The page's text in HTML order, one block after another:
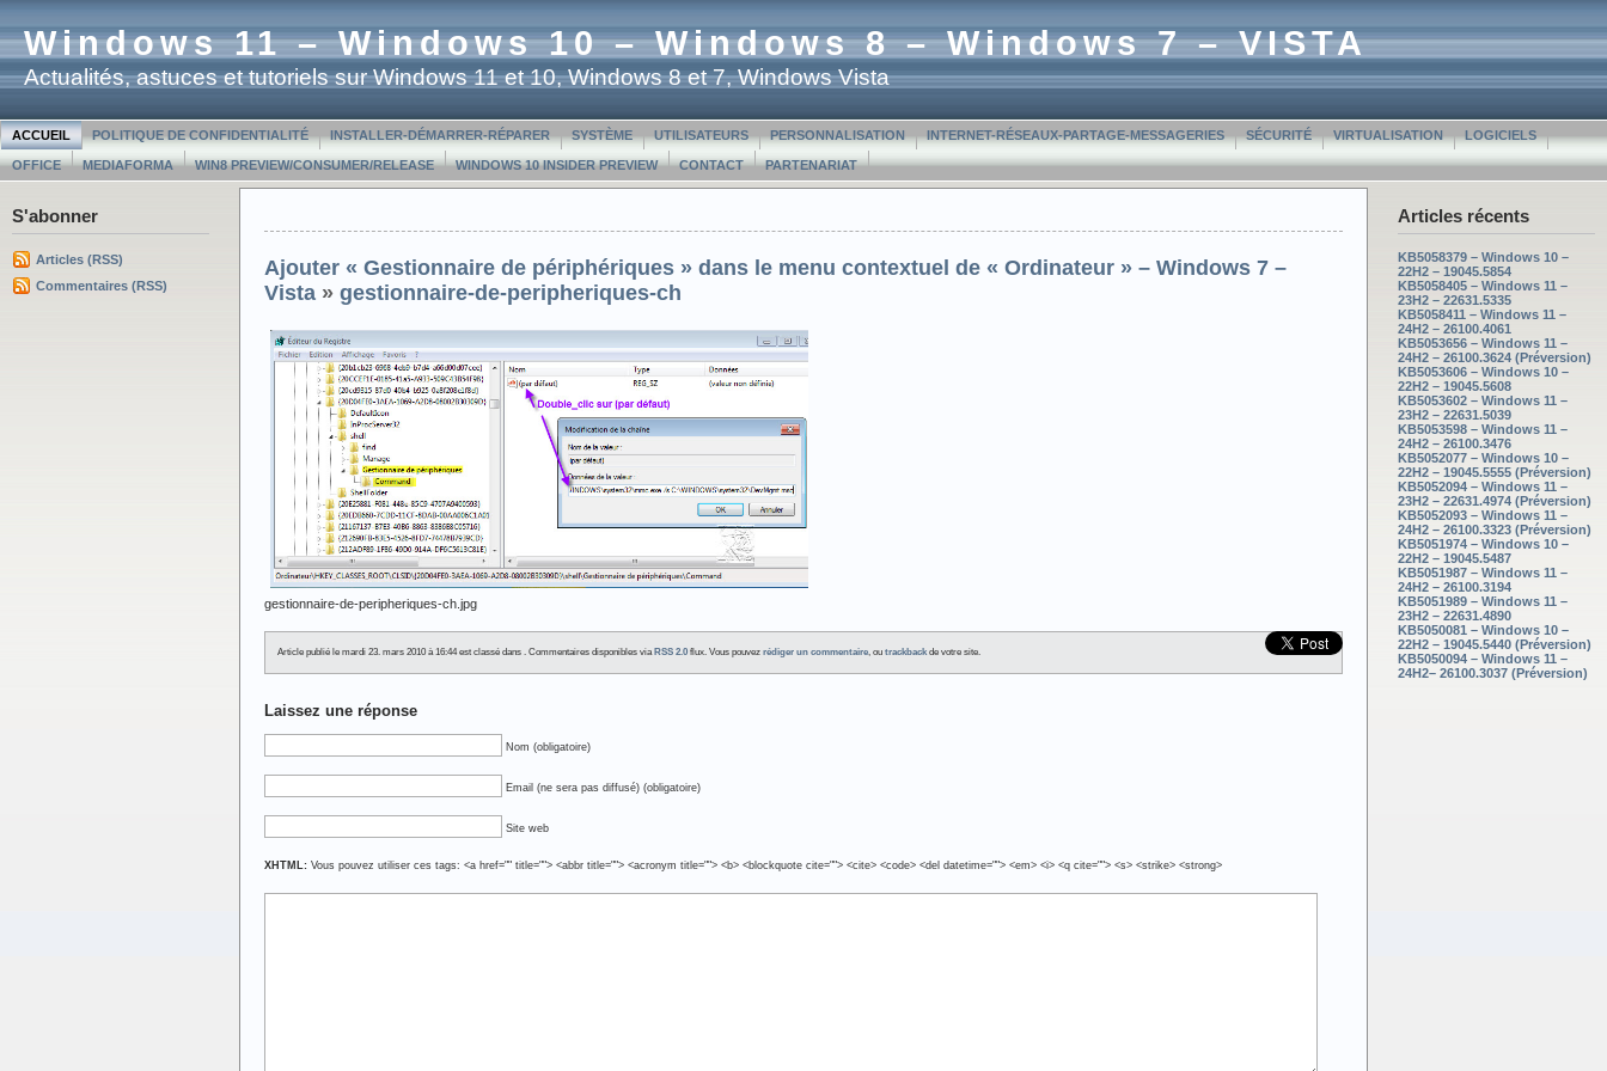
Windows 11 – Windows 10 – Windows 8 – Windows 7 – VISTA
Actualités, astuces et tutoriels sur Windows 11 et 10, Windows 8 et 7, Windows Vista
ACCUEIL POLITIQUE DE CONFIDENTIALITÉ INSTALLER-DÉMARRER-RÉPARER SYSTÈME UTILISATEURS PERSONNALISATION INTERNET-RÉSEAUX-PARTAGE-MESSAGERIES SÉCURITÉ VIRTUALISATION LOGICIELS
OFFICE MEDIAFORMA WIN8 PREVIEW/CONSUMER/RELEASE WINDOWS 10 INSIDER PREVIEW CONTACT PARTENARIAT
S'abonner
Articles (RSS)
Commentaires (RSS)
Articles récents
KB5058379 – Windows 10 –
22H2 – 19045.5854
KB5058405 – Windows 11 –
23H2 – 22631.5335
KB5058411 – Windows 11 –
24H2 – 26100.4061
KB5053656 – Windows 11 –
24H2 – 26100.3624 (Préversion)
KB5053606 – Windows 10 –
22H2 – 19045.5608
KB5053602 – Windows 11 –
23H2 – 22631.5039
KB5053598 – Windows 11 –
24H2 – 26100.3476
KB5052077 – Windows 10 –
22H2 – 19045.5555 (Préversion)
KB5052094 – Windows 11 –
23H2 – 22631.4974 (Préversion)
KB5052093 – Windows 11 –
24H2 – 26100.3323 (Préversion)
KB5051974 – Windows 10 –
22H2 – 19045.5487
KB5051987 – Windows 11 –
24H2 – 26100.3194
KB5051989 – Windows 11 –
23H2 – 22631.4890
KB5050081 – Windows 10 –
22H2 – 19045.5440 (Préversion)
KB5050094 – Windows 11 –
24H2– 26100.3037 (Préversion)
Ajouter « Gestionnaire de périphériques » dans le menu contextuel de « Ordinateur » – Windows 7 –
Vista » gestionnaire-de-peripheriques-ch
gestionnaire-de-peripheriques-ch.jpg
Article publié le mardi 23. mars 2010 à 16:44 est classé dans . Commentaires disponibles via RSS 2.0 flux. Vous pouvez rédiger un commentaire , ou trackback de votre site.
Laissez une réponse
Nom (obligatoire)
Email (ne sera pas diffusé) (obligatoire)
Site web
XHTML: Vous pouvez utiliser ces tags: <a href="" title=""> <abbr title=""> <acronym title=""> <b> <blockquote cite=""> <cite> <code> <del datetime=""> <em> <i> <q cite=""> <s> <strike> <strong>